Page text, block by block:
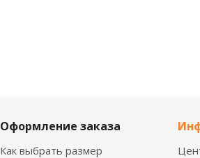
Оформление заказа
Как выбрать размер